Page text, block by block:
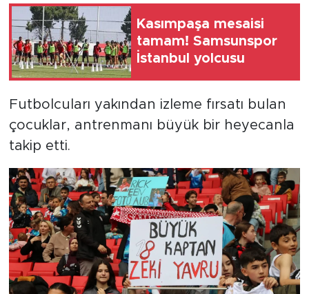
Kasımpaşa mesaisi
tamam! Samsunspor
İstanbul yolcusu
Futbolcuları yakından izleme fırsatı bulan
çocuklar, antrenmanı büyük bir heyecanla
takip etti.